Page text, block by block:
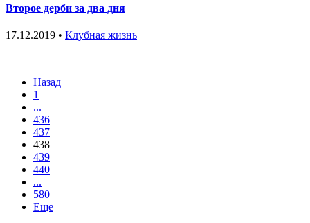
Второе дерби за два дня
17.12.2019 • Клубная жизнь
Назад
1
...
436
437
438
439
440
...
580
Еще